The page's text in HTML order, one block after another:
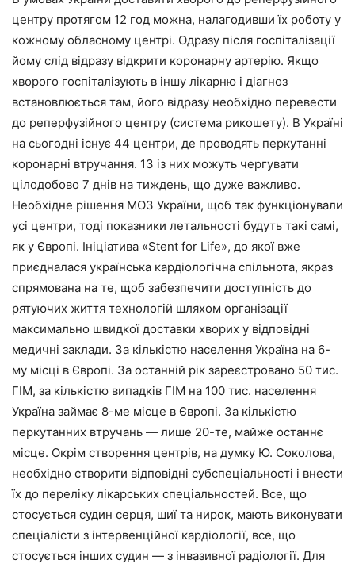
центру протягом 12 год можна, налагодивши їх роботу у
кожному обласному центрі. Одразу після госпіталізації
йому слід відразу відкрити коронарну артерію. Якщо
хворого госпіталізують в іншу лікарню і діагноз
встановлюється там, його відразу необхідно перевести
до реперфузійного центру (система рикошету). В Україні
на сьогодні існує 44 центри, де проводять перкутанні
коронарні втручання. 13 із них можуть чергувати
цілодобово 7 днів на тиждень, що дуже важливо.
Необхідне рішення МОЗ України, щоб так функціонували
усі центри, тоді показники летальності будуть такі самі,
як у Європі. Ініціатива «Stent for Life», до якої вже
приєдналася українська кардіологічна спільнота, якраз
спрямована на те, щоб забезпечити доступність до
рятуючих життя технологій шляхом організації
максимально швидкої доставки хворих у відповідні
медичні заклади. За кількістю населення Україна на 6-
му місці в Європі. За останній рік зареєстровано 50 тис.
ГІМ, за кількістю випадків ГІМ на 100 тис. населення
Україна займає 8-ме місце в Європі. За кількістю
перкутанних втручань — лише 20-те, майже останнє
місце. Окрім створення центрів, на думку Ю. Соколова,
необхідно створити відповідні субспеціальності і внести
їх до переліку лікарських спеціальностей. Все, що
стосується судин серця, шиї та нирок, мають виконувати
спеціалісти з інтервенційної кардіології, все, що
стосується інших судин — з інвазивної радіології. Для